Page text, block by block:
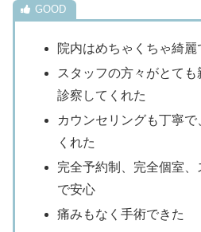
院内はめちゃくちゃ綺
スタッフの方々がとても
診察してくれた
カウンセリングも丁寧
くれた
完全予約制、完全個室
で安心
痛みもなく手術できた